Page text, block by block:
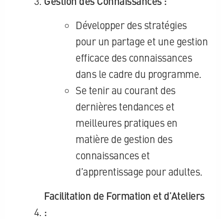
Développer des stratégies
pour un partage et une gestion
efficace des connaissances
dans le cadre du programme.
Se tenir au courant des
dernières tendances et
meilleures pratiques en
matière de gestion des
connaissances et
d’apprentissage pour adultes.
Facilitation de Formation et d’Ateliers
: